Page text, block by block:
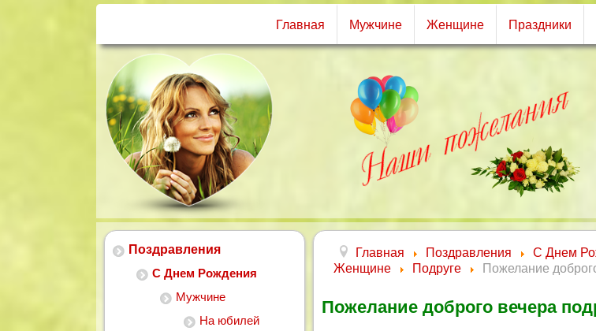
Главная Мужчине Женщине Праздники
Поздравления
С Днем Рождения
Мужчине
На юбилей
Главная Поздравления
С Днем
Женщине
Подруге Пожелание
Пожелание доброго вечера